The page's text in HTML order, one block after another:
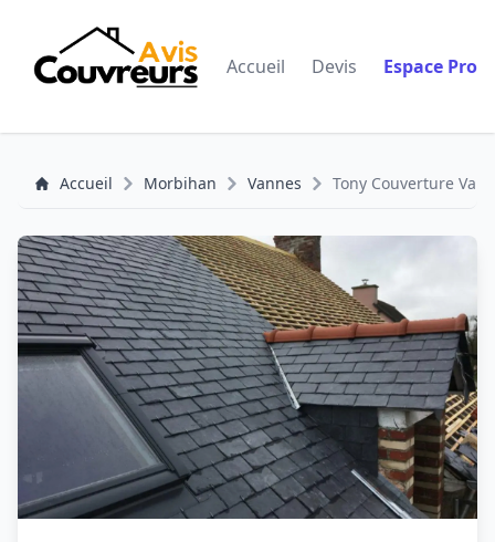
Accueil Devis Espace Pro
Accueil Morbihan Vannes Tony Couverture